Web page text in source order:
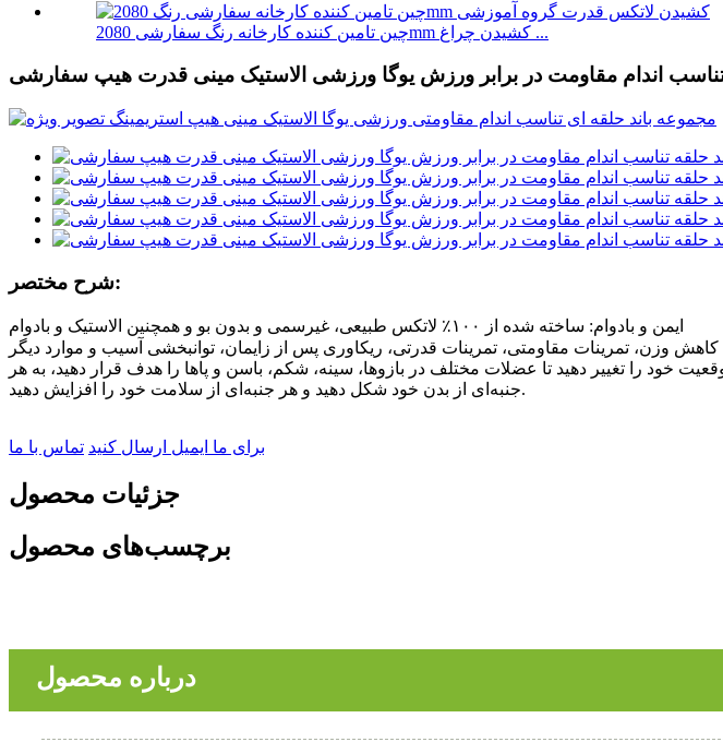
چین تامین کننده کارخانه رنگ سفارشی 2080mm کشیدن چراغ ...
اندام مقاومت در برابر ورزش یوگا ورزشی الاستیک مینی قدرت هیپ سفارشی
شرح مختصر:
ایمن و بادوام: ساخته شده از ۱۰۰٪ لاتکس طبیعی، غیرسمی و بدون بو و همچنین الاستیک و بادوام
وزن، تمرینات مقاومتی، تمرینات قدرتی، ریکاوری پس از زایمان، توانبخشی آسیب و موارد دیگر
خود را تغییر دهید تا عضلات مختلف در بازوها، سینه، شکم، باسن و پاها را هدف قرار دهید، به هر
جنبه‌ای از بدن خود شکل دهید و هر جنبه‌ای از سلامت خود را افزایش دهید.
برای ما ایمیل ارسال کنید تماس با ما
جزئیات محصول
برچسب‌های محصول
درباره محصول